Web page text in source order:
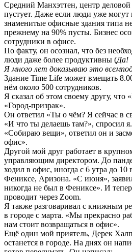
Средний Манхэттен, центр
пустует. Даже если люди уже могут
знаменитые офисные здания типа
прежнему на 90% пусты. Бизнес
сотрудники в офисе.
По факту, он осознал, что без
люди даже более продуктивны (Да!
Я много лет доказываю это всем
Здание Time Life может вмещать
нём около 500 сотрудников.
Я сказал об этом своему другу,
«Город-призрак».
Он ответил «Ты о чём? Я сейчас в
«И что ты делаешь там?», спросил я.
«Собираю вещи», ответил он и
офис».
Другой мой друг работает в
управляющим директором. До
ходил в офис, иногда с 6 утра до 10
Фениксе, Аризона. «С июня»,
никогда не был в Фениксе». И
проводит через Zoom.
Я также разговаривал с книжным
в городе с марта. «Мы прекрасно
нам стоит возвращаться в офис».
Ещё один мой приятель, Дерек
останется в городе. На днях он